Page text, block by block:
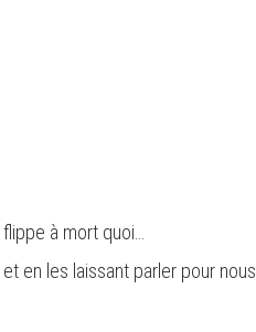
à mort quoi…
en les laissant parler pour nous.